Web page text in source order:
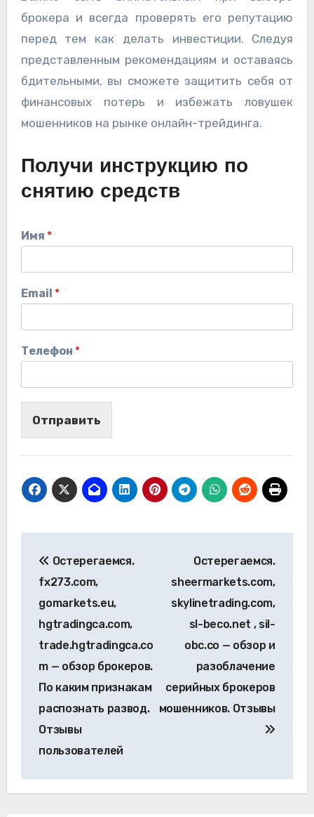
брокера и всегда проверять его репутацию
перед тем как делать инвестиции. Следуя
представленным рекомендациям и оставаясь
бдительными, вы сможете защитить себя от
финансовых потерь и избежать ловушек
мошенников на рынке онлайн-трейдинга.
Получи инструкцию по
снятию средств
Имя *
Email *
Телефон *
Отправить
по
записям
Остерегаемся.
fx273.com,
gomarkets.eu,
hgtradingca.com,
trade.hgtradingca.co
m — обзор брокеров.
По каким признакам
распознать развод.
Отзывы
пользователей
Остерегаемся.
sheermarkets.com,
skylinetrading.com,
sl-beco.net , sil-
obc.co — обзор и
разоблачение
серийных брокеров
мошенников. Отзывы